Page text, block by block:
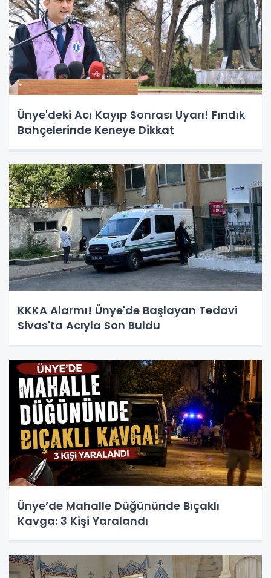
Ünye'deki Acı Kayıp Sonrası Uyarı! Fındık
Bahçelerinde Keneye Dikkat
KKKA Alarmı! Ünye'de Başlayan Tedavi
Sivas'ta Acıyla Son Buldu
Ünye’de Mahalle Düğününde Bıçaklı
Kavga: 3 Kişi Yaralandı